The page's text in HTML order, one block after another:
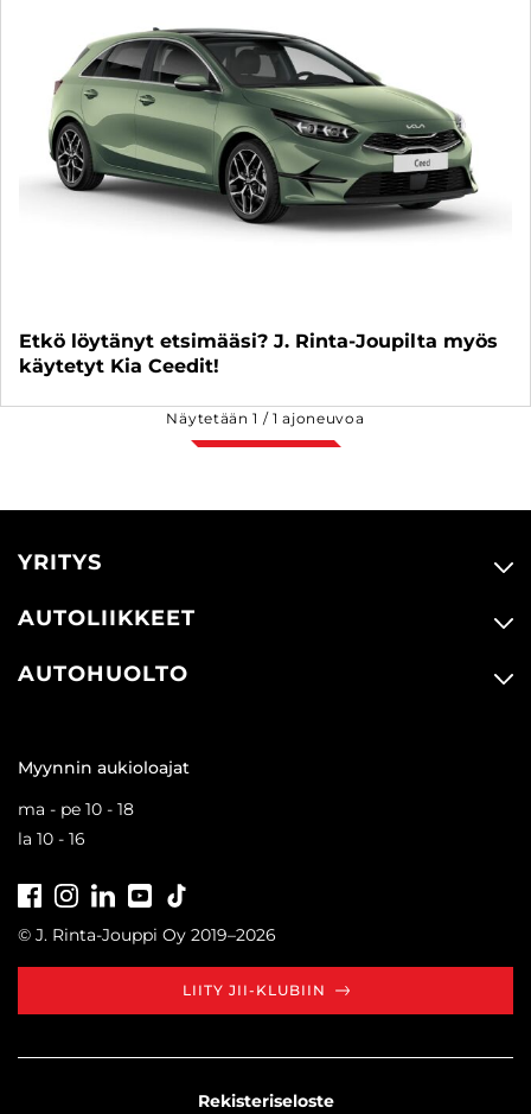
Etkö löytänyt etsimääsi? J. Rinta-Joupilta myös
käytetyt Kia Ceedit!
Näytetään1 /1 ajoneuvoa
YRITYS
AUTOLIIKKEET
AUTOHUOLTO
Myynnin aukioloajat
ma - pe 10 - 18
la 10 - 16
FacebookInstagramLinkedInYoutube
© J. Rinta-Jouppi Oy 2019–2026
LIITY JII-KLUBIIN
Rekisteriseloste